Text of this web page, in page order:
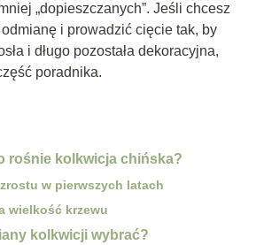
„dopieszczanych”. Jeśli chcesz
i prowadzić cięcie tak, by
i długo pozostała dekoracyjna,
poradnika.
rośnie kolkwicja chińska?
w pierwszych latach
wielkość krzewu
kolkwicji wybrać?